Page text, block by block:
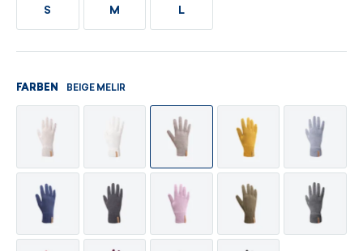
S M L
FARBEN BEIGE MELIR